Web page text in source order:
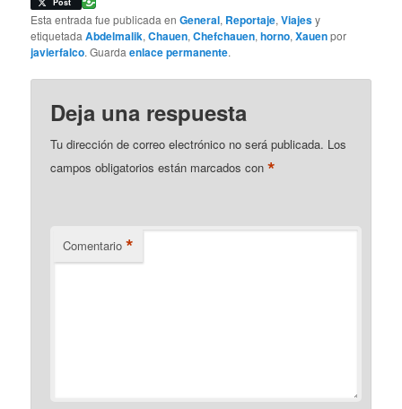
Esta entrada fue publicada enGeneral, Reportaje,Viajesy
etiquetadaAbdelmalik,Chauen,Chefchauen,horno,Xauenpor
javierfalco. Guardaenlace permanente.
Deja una respuesta
Tu dirección de correo electrónico no será publicada. Los
campos obligatorios están marcados con*
Comentario *